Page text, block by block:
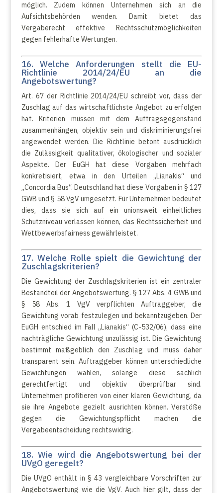
möglich. Zudem können Unternehmen sich an die
Aufsichtsbehörden wenden. Damit bietet das
Vergaberecht effektive Rechtsschutzmöglichkeiten
gegen fehlerhafte Wertungen.
16. Welche Anforderungen stellt die EU-
Richtlinie 2014/24/EU an die
Angebotswertung?
Art. 67 der Richtlinie 2014/24/EU schreibt vor, dass der
Zuschlag auf das wirtschaftlichste Angebot zu erfolgen
hat. Kriterien müssen mit dem Auftragsgegenstand
zusammenhängen, objektiv sein und diskriminierungsfrei
angewendet werden. Die Richtlinie betont ausdrücklich
die Zulässigkeit qualitativer, ökologischer und sozialer
Aspekte. Der EuGH hat diese Vorgaben mehrfach
konkretisiert, etwa in den Urteilen „Lianakis“ und
„Concordia Bus“. Deutschland hat diese Vorgaben in § 127
GWB und § 58 VgV umgesetzt. Für Unternehmen bedeutet
dies, dass sie sich auf ein unionsweit einheitliches
Schutzniveau verlassen können, das Rechtssicherheit und
Wettbewerbsfairness gewährleistet.
17. Welche Rolle spielt die Gewichtung der
Zuschlagskriterien?
Die Gewichtung der Zuschlagskriterien ist ein zentraler
Bestandteil der Angebotswertung. § 127 Abs. 4 GWB und
§ 58 Abs. 1 VgV verpflichten Auftraggeber, die
Gewichtung vorab festzulegen und bekanntzugeben. Der
EuGH entschied im Fall „Lianakis“ (C-532/06), dass eine
nachträgliche Gewichtung unzulässig ist. Die Gewichtung
bestimmt maßgeblich den Zuschlag und muss daher
transparent sein. Auftraggeber können unterschiedliche
Gewichtungen wählen, solange diese sachlich
gerechtfertigt und objektiv überprüfbar sind.
Unternehmen profitieren von einer klaren Gewichtung, da
sie ihre Angebote gezielt ausrichten können. Verstöße
gegen die Gewichtungspflicht machen die
Vergabeentscheidung rechtswidrig.
18. Wie wird die Angebotswertung bei der
UVgO geregelt?
Die UVgO enthält in § 43 vergleichbare Vorschriften zur
Angebotswertung wie die VgV. Auch hier gilt, dass der